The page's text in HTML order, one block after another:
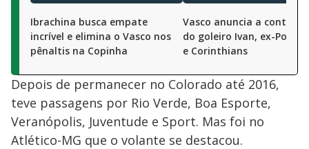
Ibrachina busca empate
incrível e elimina o Vasco nos
pênaltis na Copinha
Vasco anuncia a
do goleiro Ivan, ex-Ponte
e Corinthians
Depois de permanecer no Colorado até 2016,
teve passagens por Rio Verde, Boa Esporte,
Veranópolis, Juventude e Sport. Mas foi no
Atlético-MG que o volante se destacou.